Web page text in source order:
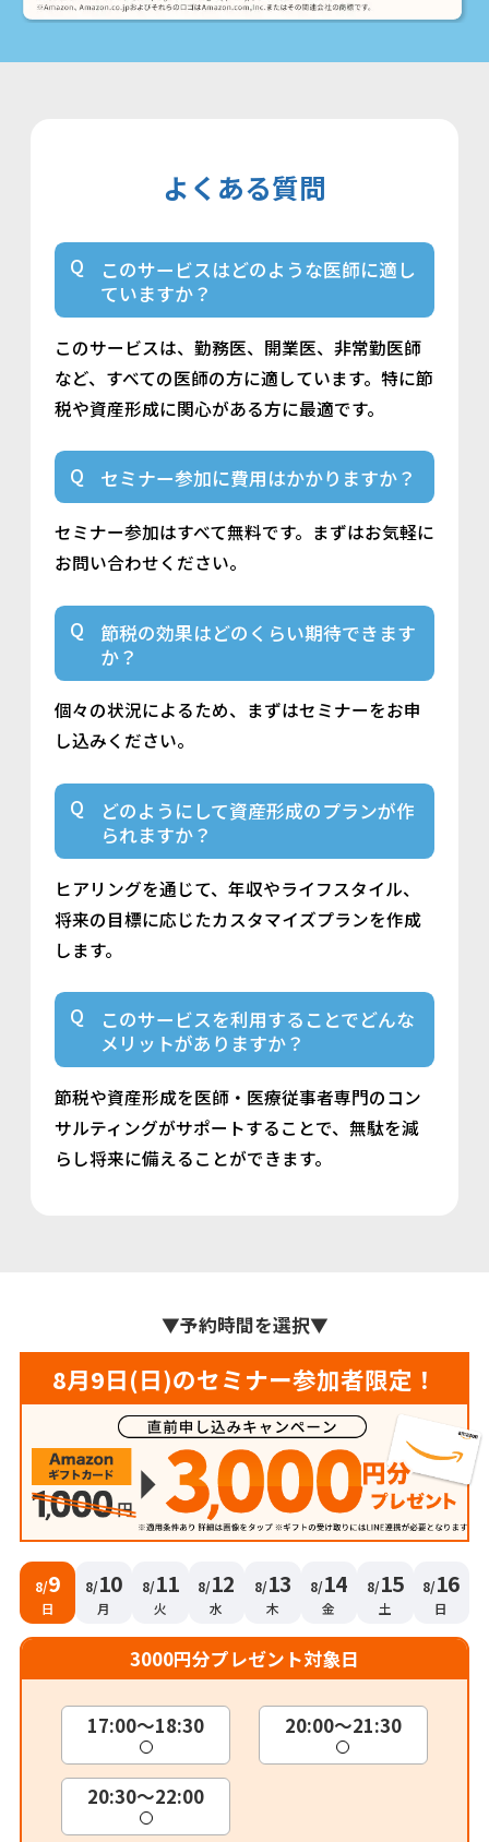
よくある質問
このサービスはどのような医師に適し
ていますか？
このサービスは、勤務医、開業医、非常勤医師
など、すべての医師の方に適しています。特に節
税や資産形成に関心がある方に最適です。
セミナー参加に費用はかかりますか？
セミナー参加はすべて無料です。まずはお気軽に
お問い合わせください。
節税の効果はどのくらい期待できます
か？
個々の状況によるため、まずはセミナーをお申
し込みください。
どのようにして資産形成のプランが作
られますか？
ヒアリングを通じて、年収やライフスタイル、
将来の目標に応じたカスタマイズプランを作成
します。
このサービスを利用することでどんな
メリットがありますか？
節税や資産形成を医師・医療従事者専門のコン
サルティングがサポートすることで、無駄を減
らし将来に備えることができます。
▼予約時間を選択▼
8月9日(日)のセミナー参加者限定！
8/9
日
8/10
月
8/11
火
8/12
水
8/13
木
8/14
金
8/15
土
8/16
日
3000円分プレゼント対象日
17:00～18:30 20:00～21:30
20:30～22:00